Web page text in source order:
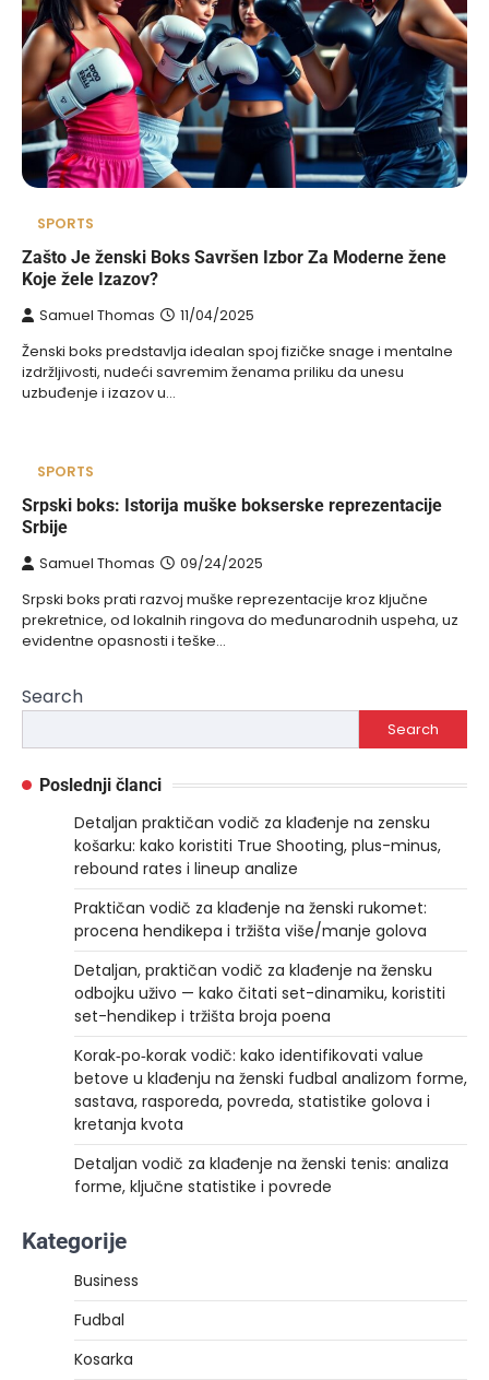
SPORTS
Zašto Je ženski Boks Savršen Izbor Za Moderne žene
Koje žele Izazov?
Samuel Thomas 11/04/2025
Ženski boks predstavlja idealan spoj fizičke snage i mentalne
izdržljivosti, nudeći savremim ženama priliku da unesu
uzbuđenje i izazov u…
SPORTS
Srpski boks: Istorija muške bokserske reprezentacije
Srbije
Samuel Thomas 09/24/2025
Srpski boks prati razvoj muške reprezentacije kroz ključne
prekretnice, od lokalnih ringova do međunarodnih uspeha, uz
evidentne opasnosti i teške…
Search
Search
Poslednji članci
Detaljan praktičan vodič za klađenje na zensku
košarku: kako koristiti True Shooting, plus-minus,
rebound rates i lineup analize
Praktičan vodič za klađenje na ženski rukomet:
procena hendikepa i tržišta više/manje golova
Detaljan, praktičan vodič za klađenje na žensku
odbojku uživo — kako čitati set-dinamiku, koristiti
set-hendikep i tržišta broja poena
Korak‑po‑korak vodič: kako identifikovati value
betove u klađenju na ženski fudbal analizom forme,
sastava, rasporeda, povreda, statistike golova i
kretanja kvota
Detaljan vodič za klađenje na ženski tenis: analiza
forme, ključne statistike i povrede
Kategorije
Business
Fudbal
Kosarka